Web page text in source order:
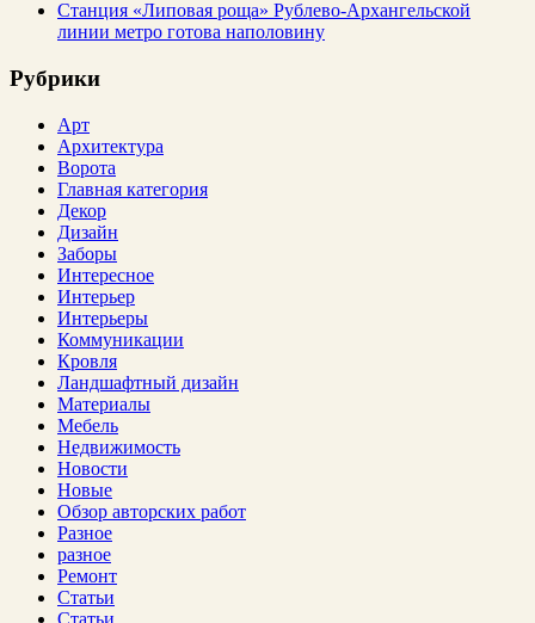
Станция «Липовая роща» Рублево-Архангельской
линии метро готова наполовину
Рубрики
Арт
Архитектура
Ворота
Главная категория
Декор
Дизайн
Заборы
Интересное
Интерьер
Интерьеры
Коммуникации
Кровля
Ландшафтный дизайн
Материалы
Мебель
Недвижимость
Новости
Новые
Обзор авторских работ
Разное
разное
Ремонт
Статьи
Статьи